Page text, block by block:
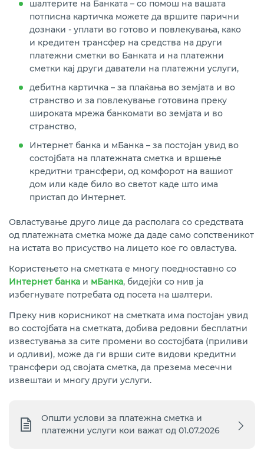
шалтерите на Банката – со помош на вашата
потписна картичка можете да вршите парични
дознаки - уплати во готово и повлекувања, како
и кредитен трансфер на средства на други
платежни сметки во Банката и на платежни
сметки кај други даватели на платежни услуги,
дебитна картичка – за плаќања во земјата и во
странство и за повлекување готовина преку
широката мрежа банкомати во земјата и во
странство,
Интернет банка и мБанка – за постојан увид во
состојбата на платежната сметка и вршење
кредитни трансфери, од комфорот на вашиот
дом или каде било во светот каде што има
пристап до Интернет.
Овластување друго лице да располага со средствата
од платежната сметка може да даде само сопственикот
на истата во присуство на лицето кое го овластува.
Користењето на сметката е многу поедноставно со
Интернет банка и мБанка, бидејќи со нив ја
избегнувате потребата од посета на шалтери.
Преку нив корисникот на сметката има постојан увид
во состојбата на сметката, добива редовни бесплатни
известувања за сите промени во состoјбата (приливи
и одливи), може да ги врши сите видови кредитни
трансфери од својата сметка, да презема месечни
извештаи и многу други услуги.
Општи услови за платежна сметка и
платежни услуги кои важат од 01.07.2026